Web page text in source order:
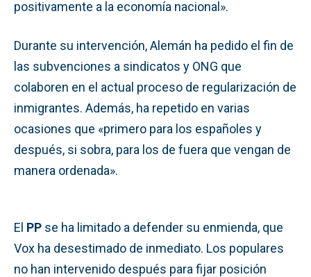
positivamente a la economía nacional».
Durante su intervención, Alemán ha pedido el fin de
las subvenciones a sindicatos y ONG que
colaboren en el actual proceso de regularización de
inmigrantes. Además, ha repetido en varias
ocasiones que «primero para los españoles y
después, si sobra, para los de fuera que vengan de
manera ordenada».
El PP se ha limitado a defender su enmienda, que
Vox ha desestimado de inmediato. Los populares
no han intervenido después para fijar posición